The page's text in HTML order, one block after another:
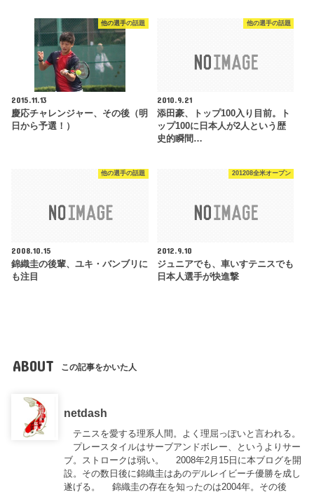
他の選手の話題
2015.11.13
慶応チャレンジャー、その後（明
日から予選！）
他の選手の話題
2010.9.21
添田豪、トップ100入り目前。ト
ップ100に日本人が2人という歴
史的瞬間…
他の選手の話題
2008.10.15
錦織圭の後輩、ユキ・バンブリに
も注目
201208全米オープン
2012.9.10
ジュニアでも、車いすテニスでも
日本人選手が快進撃
ABOUT この記事をかいた人
netdash
テニスを愛する理系人間。よく理屈っぽいと言われる。
プレースタイルはサーブアンドボレー、というよりサー
ブ。ストロークは弱い。 2008年2月15日に本ブログを開
設。その数日後に錦織圭はあのデルレイビーチ優勝を成し
遂げる。 錦織圭の存在を知ったのは2004年。その後